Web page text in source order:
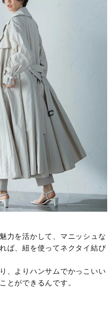
力を活かして、マニッシュな
ば、紐を使ってネクタイ結び
、よりハンサムでかっこいい
とができるんです。